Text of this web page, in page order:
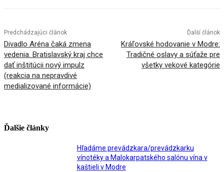
Predchádzajúci článok
Divadlo Aréna čaká zmena
vedenia. Bratislavský kraj chce
dať inštitúcii nový impulz
(reakcia na nepravdivé
medializované informácie)
Ďalší článok
Kráľovské hodovanie v Modre:
Tradičné oslavy a súťaže pre
všetky vekové kategórie
Ďalšie články
Hľadáme prevádzkara/prevádzkarku
vínotéky a Malokarpatského salónu vína v
kaštieli v Modre